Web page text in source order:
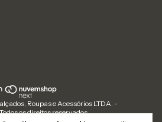
Roupas e Acessórios LTDA. -
os direitos reservados.